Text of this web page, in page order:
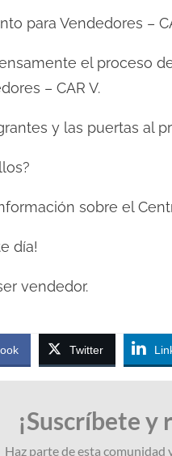
para Vendedores –
el proceso
– CAR V.
y las puertas al
sobre el
día!
vendedor.
Twitter